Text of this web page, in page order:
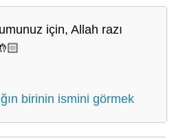
için, Allah razı
birinin ismini görmek